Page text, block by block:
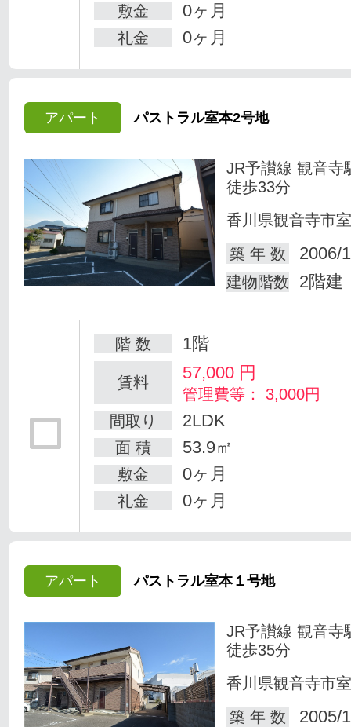
敷金 0ヶ月
礼金 0ヶ月
アパート パストラル室本2号地
JR予讃線 観音寺
徒歩33分
香川県観音寺市
築 年 数
2006/
建物階数 2階建
階 数 1階
賃料 57,000 円
管理費等： 3,000円
間取り
2LDK
面 積 53.9㎡
敷金 0ヶ月
礼金 0ヶ月
アパート パストラル室本１号地
JR予讃線 観音寺
徒歩35分
香川県観音寺市
築 年 数
2005/